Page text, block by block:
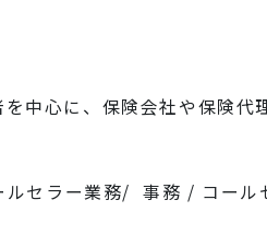
中心に、保険会社や保険代
セラー業務/ 事務 / コール